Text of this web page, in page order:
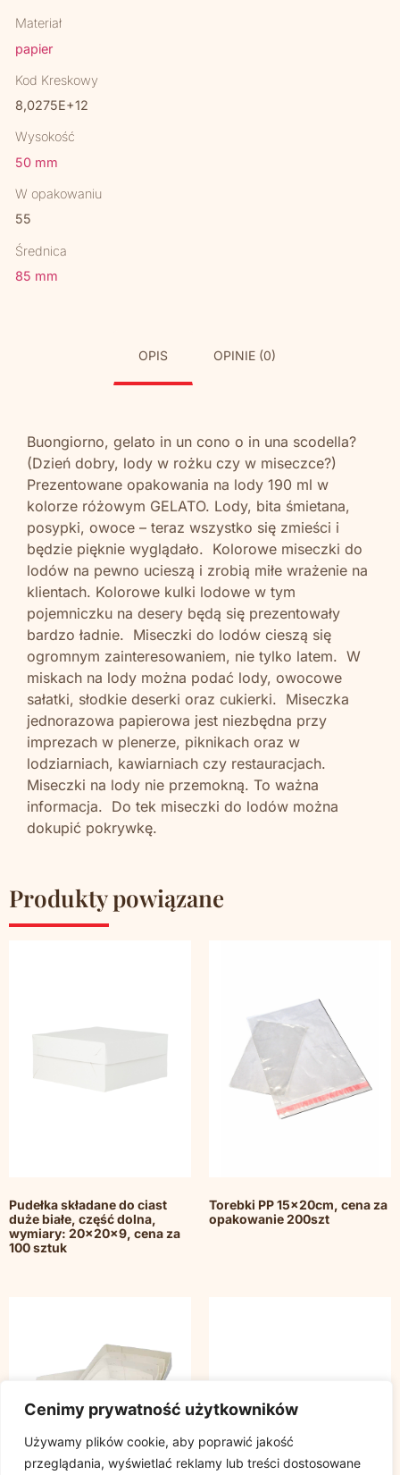
Cenimy prywatność użytkowników
Używamy plików cookie, aby poprawić jakość
przeglądania, wyświetlać reklamy lub treści dostosowane
Materiał
papier
Kod Kreskowy
8,0275E+12
Wysokość
50 mm
W opakowaniu
55
Średnica
85 mm
OPIS OPINIE (0)
Buongiorno, gelato in un cono o in una scodella?
(Dzień dobry, lody w rożku czy w miseczce?)
Prezentowane opakowania na lody 190 ml w
kolorze różowym GELATO. Lody, bita śmietana,
posypki, owoce – teraz wszystko się zmieści i
będzie pięknie wyglądało. Kolorowe miseczki do
lodów na pewno ucieszą i zrobią miłe wrażenie na
klientach. Kolorowe kulki lodowe w tym
pojemniczku na desery będą się prezentowały
bardzo ładnie. Miseczki do lodów cieszą się
ogromnym zainteresowaniem, nie tylko latem. W
miskach na lody można podać lody, owocowe
sałatki, słodkie deserki oraz cukierki. Miseczka
jednorazowa papierowa jest niezbędna przy
imprezach w plenerze, piknikach oraz w
lodziarniach, kawiarniach czy restauracjach.
Miseczki na lody nie przemokną. To ważna
informacja. Do tek miseczki do lodów można
dokupić pokrywkę.
Produkty powiązane
Pudełka składane do ciast
duże białe, część dolna,
wymiary: 20x20x9, cena za
100 sztuk
Torebki PP 15x20cm, cena za
opakowanie 200szt